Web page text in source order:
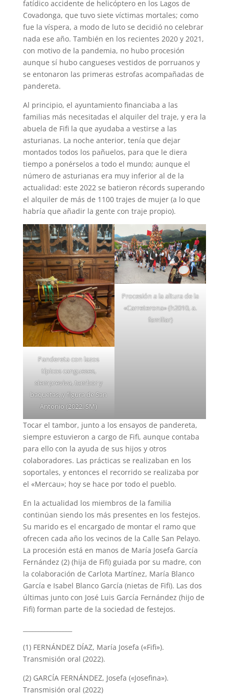
fatídico accidente de helicóptero en los Lagos de
Covadonga, que tuvo siete víctimas mortales; como
fue la víspera, a modo de luto se decidió no celebrar
nada ese año. También en los recientes 2020 y 2021,
con motivo de la pandemia, no hubo procesión
aunque sí hubo cangueses vestidos de porruanos y
se entonaron las primeras estrofas acompañadas de
pandereta.
Al principio, el ayuntamiento financiaba a las
familias más necesitadas el alquiler del traje, y era la
abuela de Fifi la que ayudaba a vestirse a las
asturianas. La noche anterior, tenía que dejar
montados todos los pañuelos, para que le diera
tiempo a ponérselos a todo el mundo; aunque el
número de asturianas era muy inferior al de la
actualidad: este 2022 se batieron récords superando
el alquiler de más de 1100 trajes de mujer (a lo que
habría que añadir la gente con traje propio).
Pandereta con lazos
típicos cangueses,
siempreviva, tambor y
baquetas, y figura de San
Antonio (2022, SM)
Procesión a la altura de la
«Carreterona» (h2010, a.
familiar)
Tocar el tambor, junto a los ensayos de pandereta,
siempre estuvieron a cargo de Fifi, aunque contaba
para ello con la ayuda de sus hijos y otros
colaboradores. Las prácticas se realizaban en los
soportales, y entonces el recorrido se realizaba por
el «Mercau»; hoy se hace por todo el pueblo.
En la actualidad los miembros de la familia
continúan siendo los más presentes en los festejos.
Su marido es el encargado de montar el ramo que
ofrecen cada año los vecinos de la Calle San Pelayo.
La procesión está en manos de María Josefa García
Fernández (2) (hija de Fifi) guiada por su madre, con
la colaboración de Carlota Martínez, María Blanco
García e Isabel Blanco García (nietas de Fifi). Las dos
últimas junto con José Luis García Fernández (hijo de
Fifi) forman parte de la sociedad de festejos.
(1) FERNÁNDEZ DÍAZ, María Josefa («Fifi»).
Transmisión oral (2022).
(2) GARCÍA FERNÁNDEZ, Josefa («Josefina»).
Transmisión oral (2022)